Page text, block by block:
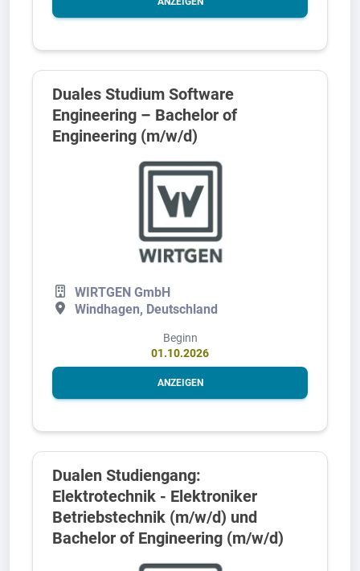
Duales Studium Software
Engineering – Bachelor of
Engineering (m/w/d)
WIRTGEN GmbH
Windhagen, Deutschland
Beginn
01.10.2026
ANZEIGEN
Dualen Studiengang:
Elektrotechnik - Elektroniker
Betriebstechnik (m/w/d) und
Bachelor of Engineering (m/w/d)